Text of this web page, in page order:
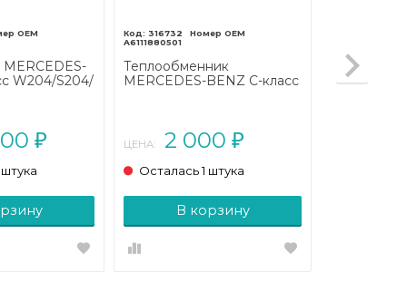
W204/S204/
₽
316732
A6111880501
Теплообменник
MERCEDES-BENZ C-класс
ЦЕНА: 2 000 ₽
Осталась 1 штука
В корзину